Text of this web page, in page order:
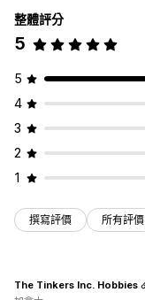
整體評分
5
5
4
3
2
1
撰寫評價 所有評價
The Tinkers Inc. Hobbies